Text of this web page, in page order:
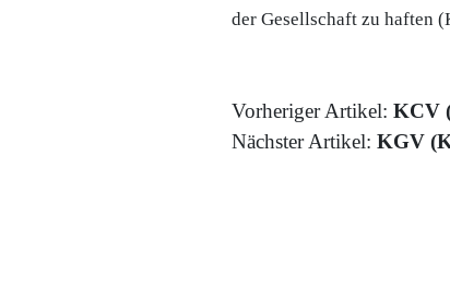
der Gesellschaft zu haften
Vorheriger Artikel: KCV
Nächster Artikel: KGV